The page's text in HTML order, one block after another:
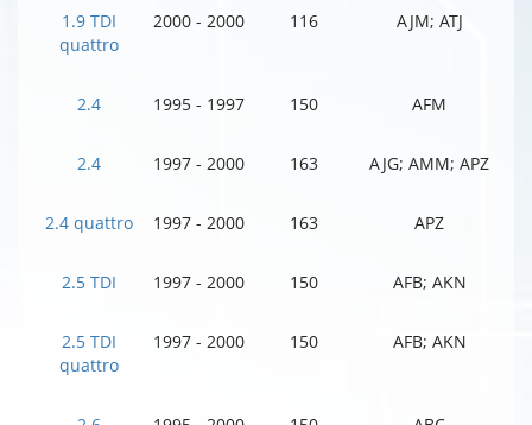
1.9 TDI
quattro
2000 - 2000 116 AJM; ATJ
2.4 1995 - 1997 150 AFM
2.4 1997 - 2000 163 AJG; AMM; APZ
2.4 quattro 1997 - 2000 163 APZ
2.5 TDI 1997 - 2000 150 AFB; AKN
2.5 TDI
quattro
1997 - 2000 150 AFB; AKN